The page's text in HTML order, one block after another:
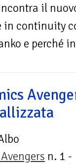
il
in continuity
e perché
n. 1 -